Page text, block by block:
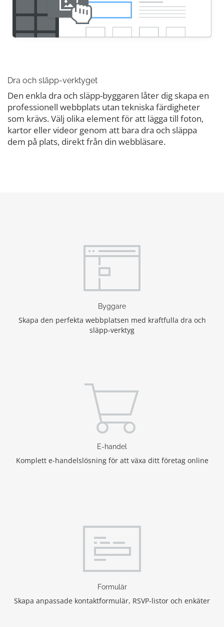
Dra och släpp-verktyget
Den enkla dra och släpp-byggaren låter dig skapa en
professionell webbplats utan tekniska färdigheter
som krävs. Välj olika element för att lägga till foton,
kartor eller videor genom att bara dra och släppa
dem på plats, direkt från din webbläsare.
Byggare
Skapa den perfekta webbplatsen med kraftfulla dra och
släpp-verktyg
E-handel
Komplett e-handelslösning för att växa ditt företag online
Formulär
Skapa anpassade kontaktformulär, RSVP-listor och enkäter